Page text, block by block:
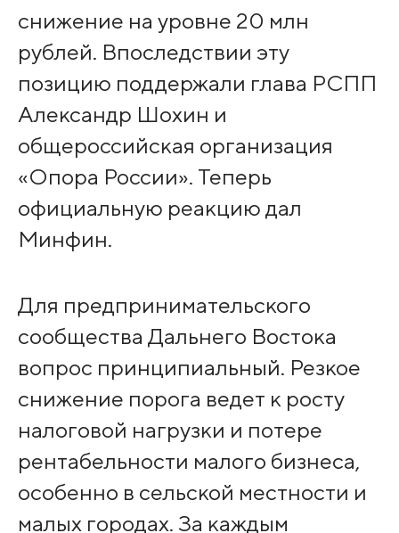
снижение на уровне 20 млн
рублей. Впоследствии эту
позицию поддержали глава РСПП
Александр Шохин и
общероссийская организация
«Опора России». Теперь
официальную реакцию дал
Минфин.
Для предпринимательского
сообщества Дальнего Востока
вопрос принципиальный. Резкое
снижение порога ведет к росту
налоговой нагрузки и потере
рентабельности малого бизнеса,
особенно в сельской местности и
малых городах. За каждым